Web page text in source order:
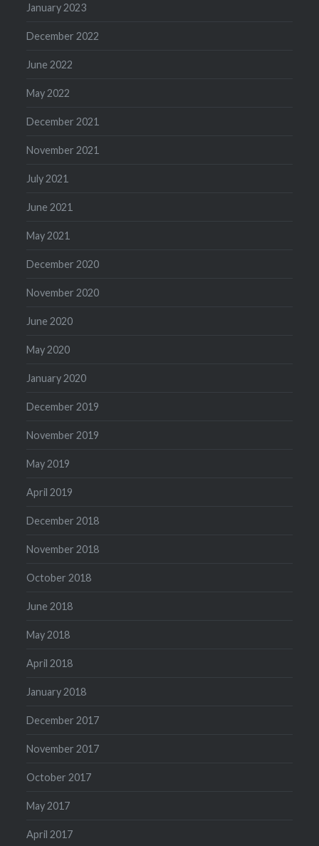
January 2023
December 2022
June 2022
May 2022
December 2021
November 2021
July 2021
June 2021
May 2021
December 2020
November 2020
June 2020
May 2020
January 2020
December 2019
November 2019
May 2019
April 2019
December 2018
November 2018
October 2018
June 2018
May 2018
April 2018
January 2018
December 2017
November 2017
October 2017
May 2017
April 2017